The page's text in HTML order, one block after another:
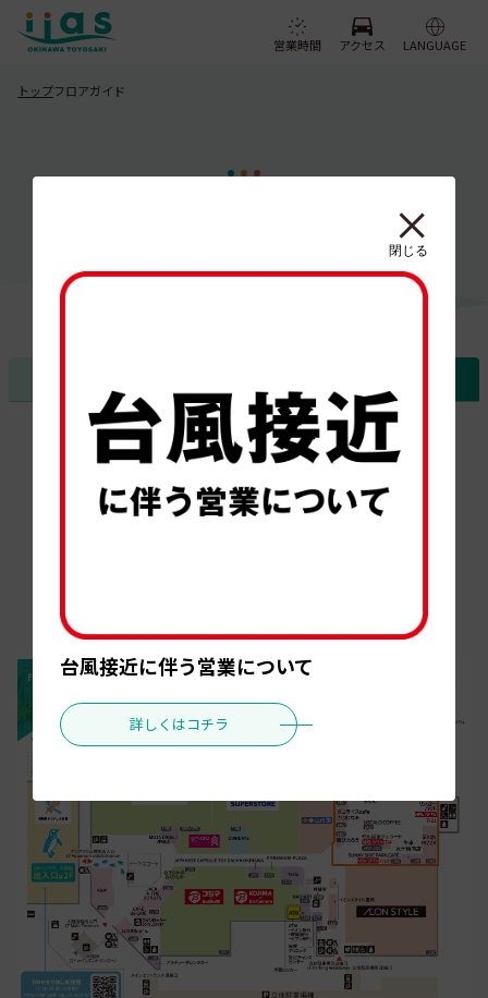
閉じる
台風接近に伴う営業について
詳しくはコチラ
営業時間 アクセス LANGUAGE
トップフロアガイド
カテゴリ
フロアで絞り込む
2F 3F 4F